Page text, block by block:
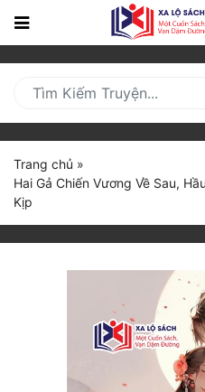
Trang
Mới
Cập
Nhật
(current)
BXH
Trang chủ »
Hai Gả Chiến Vương Về Sau,
Kịp